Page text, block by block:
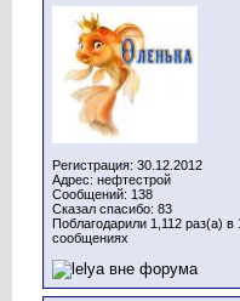
Регистрация: 30.12.2012
Адрес: нефтестрой
Сообщений: 138
Сказал спасибо: 83
Поблагодарили 1,112 раз(а) в
сообщениях